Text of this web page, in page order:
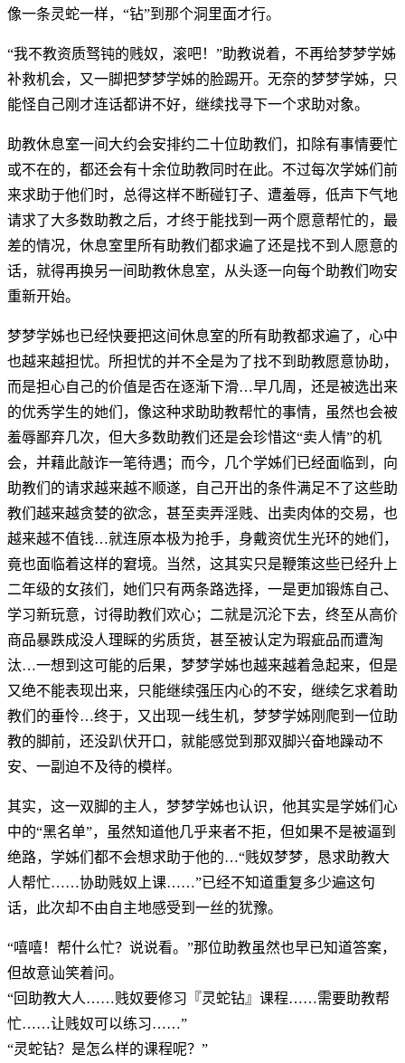
像一条灵蛇一样，“钻”到那个洞里面才行。
“我不教资质驽钝的贱奴，滚吧！”助教说着，不再给梦梦学姊
补救机会，又一脚把梦梦学姊的脸踢开。无奈的梦梦学姊，只
能怪自己刚才连话都讲不好，继续找寻下一个求助对象。
助教休息室一间大约会安排约二十位助教们，扣除有事情要忙
或不在的，都还会有十余位助教同时在此。不过每次学姊们前
来求助于他们时，总得这样不断碰钉子、遭羞辱，低声下气地
请求了大多数助教之后，才终于能找到一两个愿意帮忙的，最
差的情况，休息室里所有助教们都求遍了还是找不到人愿意的
话，就得再换另一间助教休息室，从头逐一向每个助教们吻安
重新开始。
梦梦学姊也已经快要把这间休息室的所有助教都求遍了，心中
也越来越担忧。所担忧的并不全是为了找不到助教愿意协助，
而是担心自己的价值是否在逐渐下滑…早几周，还是被选出来
的优秀学生的她们，像这种求助助教帮忙的事情，虽然也会被
羞辱鄙弃几次，但大多数助教们还是会珍惜这“卖人情”的机
会，并藉此敲诈一笔待遇；而今，几个学姊们已经面临到，向
助教们的请求越来越不顺遂，自己开出的条件满足不了这些助
教们越来越贪婪的欲念，甚至卖弄淫贱、出卖肉体的交易，也
越来越不值钱…就连原本极为抢手，身戴资优生光环的她们，
竟也面临着这样的窘境。当然，这其实只是鞭策这些已经升上
二年级的女孩们，她们只有两条路选择，一是更加锻炼自己、
学习新玩意，讨得助教们欢心；二就是沉沦下去，终至从高价
商品暴跌成没人理睬的劣质货，甚至被认定为瑕疵品而遭淘
汰…一想到这可能的后果，梦梦学姊也越来越着急起来，但是
又绝不能表现出来，只能继续强压内心的不安，继续乞求着助
教们的垂怜…终于，又出现一线生机，梦梦学姊刚爬到一位助
教的脚前，还没趴伏开口，就能感觉到那双脚兴奋地躁动不
安、一副迫不及待的模样。
其实，这一双脚的主人，梦梦学姊也认识，他其实是学姊们心
中的“黑名单”，虽然知道他几乎来者不拒，但如果不是被逼到
绝路，学姊们都不会想求助于他的…“贱奴梦梦，恳求助教大
人帮忙……协助贱奴上课……”已经不知道重复多少遍这句
话，此次却不由自主地感受到一丝的犹豫。
“嘻嘻！帮什么忙？说说看。”那位助教虽然也早已知道答案，
但故意讪笑着问。
“回助教大人……贱奴要修习『灵蛇钻』课程……需要助教帮
忙……让贱奴可以练习……”
“灵蛇钻？是怎么样的课程呢？”